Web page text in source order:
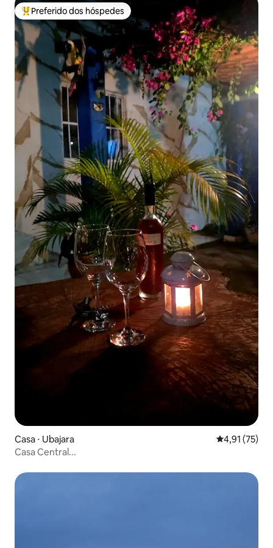
Entre os melhores preferidos dos hóspedes
Preferido dos hóspedes
Casa ⋅ Ubajara 4,91 de uma
4,91 (75)
Casa Central...